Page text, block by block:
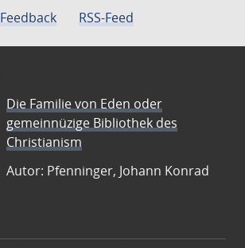
Feedback
RSS-Feed
Die Familie von Eden oder
gemeinnüzige Bibliothek des
Christianism
Autor: Pfenninger, Johann Konrad